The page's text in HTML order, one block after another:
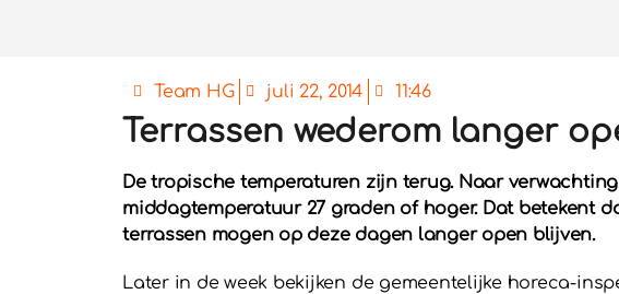
Team HG juli 22, 2014 11:46
Terrassen wederom langer
De tropische temperaturen zijn terug. Naar
middagtemperatuur 27 graden of hoger. Dat betekent
terrassen mogen op deze dagen langer open blijven.
Later in de week bekijken de gemeentelijke horeca-